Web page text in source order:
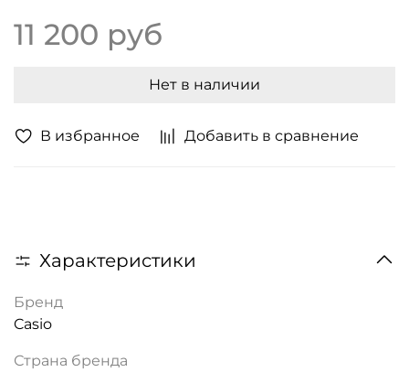
В избранное Добавить в сравнение
11 200 руб
Нет в наличии
Характеристики
Бренд
Casio
Страна бренда